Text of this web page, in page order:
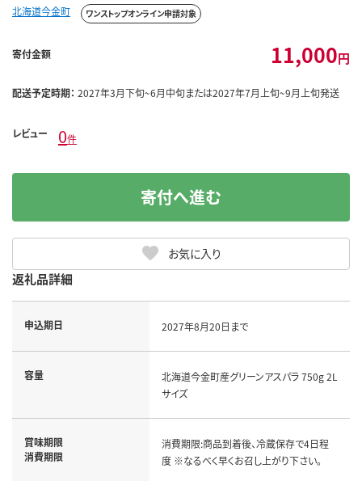
北海道今金町 ワンストップオンライン申請対象
寄付金額 11,000円
配送予定時期： 2027年3月下旬~6月中旬または2027年7月上旬~9月上旬発送
レビュー 0件
お気に入り
寄付へ進む
返礼品詳細
申込期日 2027年8月20日まで
容量
北海道今金町産グリーンアスパラ 750g 2L
サイズ
賞味期限
消費期限
消費期限:商品到着後、冷蔵保存で4日程
度 ※なるべく早くお召し上がり下さい。